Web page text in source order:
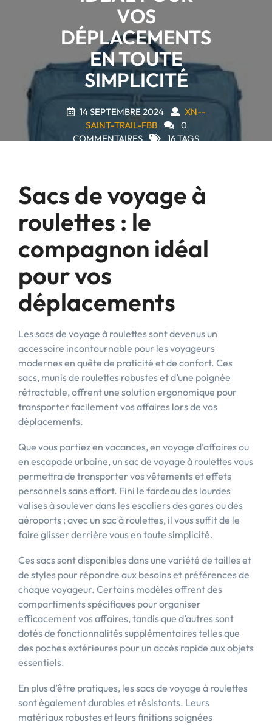
VOS
DÉPLACEMENTS
EN TOUTE
SIMPLICITÉ
14 SEPTEMBRE 2024
XN--
SAINT-TRAIL-FBB
0
COMMENTAIRES
16 TAGS
Sacs de voyage à
roulettes : le
compagnon idéal
pour vos
déplacements
Les sacs de voyage à roulettes sont devenus un
accessoire incontournable pour les voyageurs
modernes en quête de praticité et de confort. Ces
sacs, munis de roulettes robustes et d’une poignée
rétractable, offrent une solution ergonomique pour
transporter facilement vos affaires lors de vos
déplacements.
Que vous partiez en vacances, en voyage d’affaires ou
en escapade urbaine, un sac de voyage à roulettes vous
permettra de transporter vos vêtements et effets
personnels sans effort. Fini le fardeau des lourdes
valises à soulever dans les escaliers des gares ou des
aéroports ; avec un sac à roulettes, il vous suffit de le
faire glisser derrière vous en toute simplicité.
Ces sacs sont disponibles dans une variété de tailles et
de styles pour répondre aux besoins et préférences de
chaque voyageur. Certains modèles offrent des
compartiments spécifiques pour organiser
efficacement vos affaires, tandis que d’autres sont
dotés de fonctionnalités supplémentaires telles que
des poches extérieures pour un accès rapide aux objets
essentiels.
En plus d’être pratiques, les sacs de voyage à roulettes
sont également durables et résistants. Leurs
matériaux robustes et leurs finitions soignées